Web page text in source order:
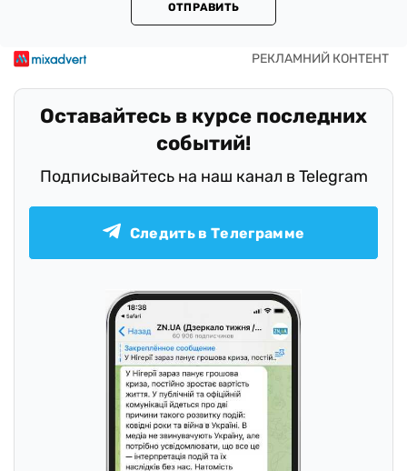
ОТПРАВИТЬ
Оставайтесь в курсе последних
событий!
Подписывайтесь на наш канал в Telegram
Следить в Телеграмме